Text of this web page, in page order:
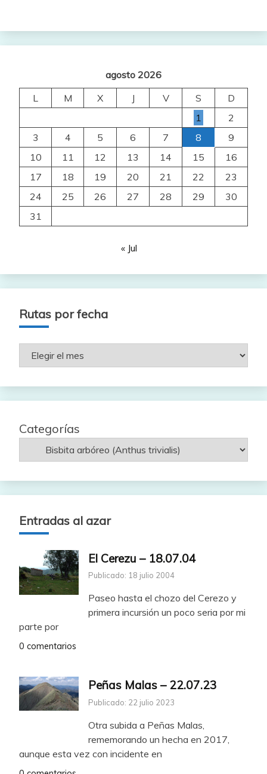
agosto 2026
L
M X J V S
D
1
2
3
4 5 6 7 8
9
10
11 12 13 14 15
16
17
18 19 20 21 22
23
24
25 26 27 28 29
30
31
« Jul
Rutas por fecha
Rutas
Categorías
Entradas al azar
El Cerezu – 18.07.04
Publicado: 18 julio 2004
Paseo hasta el chozo del Cerezo y
primera incursión un poco seria por mi
parte por
0 comentarios
Peñas Malas – 22.07.23
Publicado: 22 julio 2023
Otra subida a Peñas Malas,
rememorando un hecha en 2017,
aunque esta vez con incidente en